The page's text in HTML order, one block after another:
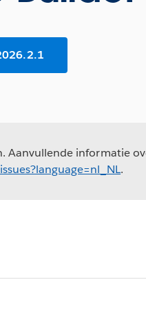
Aanvullende informatie
.